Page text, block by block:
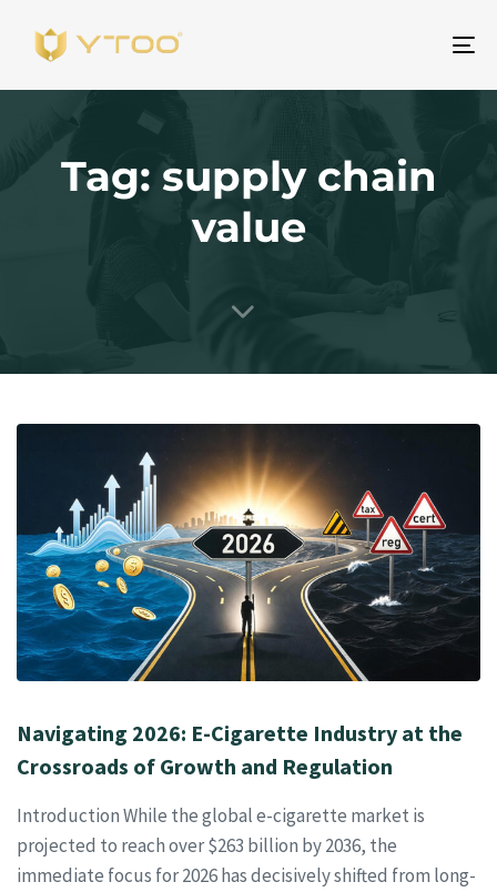
Tag: supply chain
value
Navigating 2026: E-Cigarette Industry at the
Crossroads of Growth and Regulation
Introduction While the global e-cigarette market is
projected to reach over $263 billion by 2036, the
immediate focus for 2026 has decisively shifted from long-